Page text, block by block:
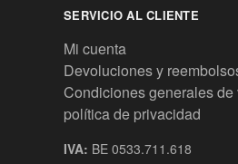
SERVICIO AL CLIENTE
Mi cuenta
Devoluciones y
Condiciones generales de
política de privacidad
IVA: BE 0533.711.618